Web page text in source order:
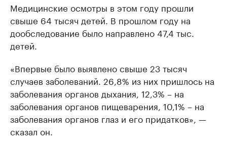
Медицинские осмотры в этом году прошли
свыше 64 тысяч детей. В прошлом году на
дообследование было направлено 47,4 тыс.
детей.
«Впервые было выявлено свыше 23 тысяч
случаев заболеваний. 26,8% из них пришлось на
заболевания органов дыхания, 12,3% – на
заболевания органов пищеварения, 10,1% – на
заболевания органов глаз и его придатков», —
сказал он.